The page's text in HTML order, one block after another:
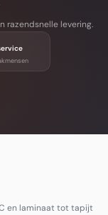
razendsnelle levering.
en laminaat tot tapijt